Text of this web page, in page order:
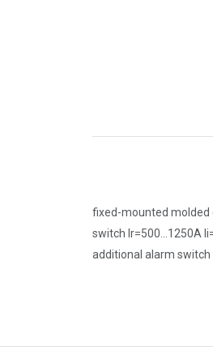
fixed-mounted molded
switch Ir=500...1250A
additional alarm